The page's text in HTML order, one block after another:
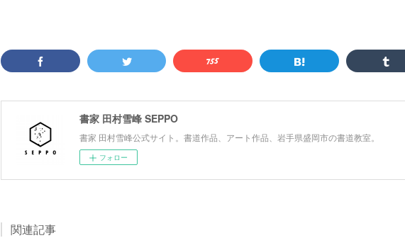
書家 田村雪峰 SEPPO
書家 田村雪峰公式サイト。書道作品、アート作品、岩手県盛岡市の書道教室。
フォロー
関連記事